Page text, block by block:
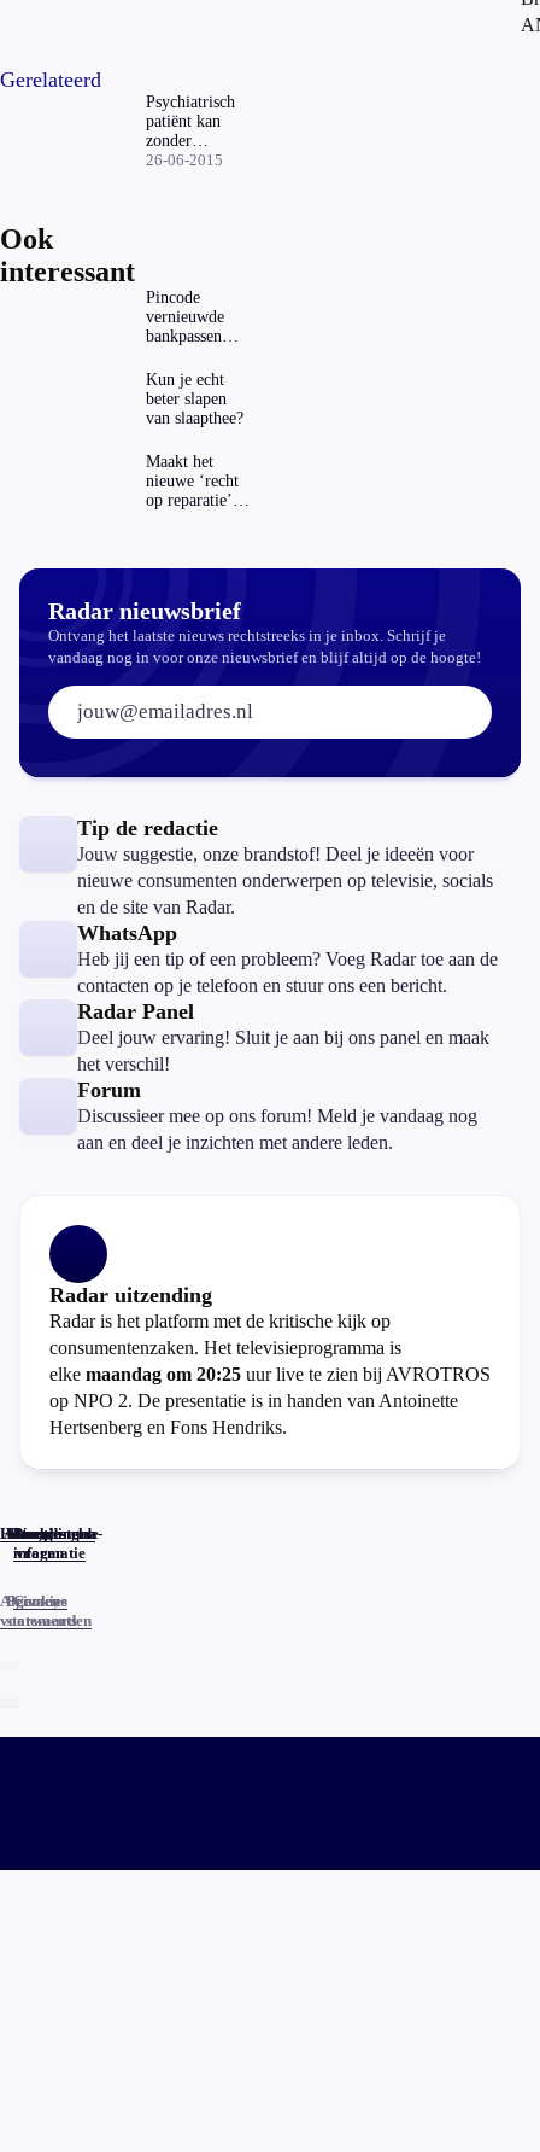
Gerelateerd
Psychiatrisch
patiënt kan
zonder
isoleercel
26-06-2015
Ook
interessant
Pincode
vernieuwde
bankpassen
ING-app: is dat
wel veilig?
Kun je echt
beter slapen
van slaapthee?
Maakt het
nieuwe ‘recht
op reparatie’
Radar nieuwsbrief
Ontvang het laatste nieuws rechtstreeks in je inbox. Schrijf je
vandaag nog in voor onze nieuwsbrief en blijf altijd op de hoogte!
E-mailadres:
Tip de redactie
Jouw suggestie, onze brandstof! Deel je ideeën voor
nieuwe consumenten onderwerpen op televisie, socials
en de site van Radar.
WhatsApp
Heb jij een tip of een probleem? Voeg Radar toe aan de
contacten op je telefoon en stuur ons een bericht.
Radar Panel
Deel jouw ervaring! Sluit je aan bij ons panel en maak
het verschil!
Forum
Discussieer mee op ons forum! Meld je vandaag nog
aan en deel je inzichten met andere leden.
Radar uitzending
Radar is het platform met de kritische kijk op
consumentenzaken. Het televisieprogramma is
elke maandag om 20:25 uur live te zien bij AVROTROS
op NPO 2. De presentatie is in handen van Antoinette
Hertsenberg en Fons Hendriks.
Home
Actueel
Uitzendingen
Reacties
Programma-
informatie
Veelgestelde
vragen
Algemene
voorwaarden
Privacy
statements
Cookies